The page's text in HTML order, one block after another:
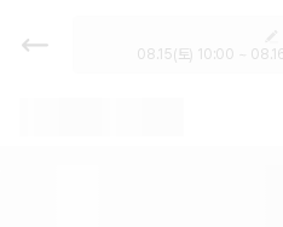
렌트카 - 경남 렌
가 보장 1위 카모아
08.15(토) 10:00 ~